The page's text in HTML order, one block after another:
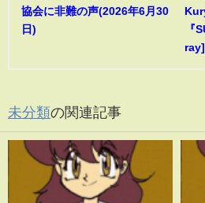
協会に非難の声(2026年6月30
日)
『
ray]
未分類の関連記事